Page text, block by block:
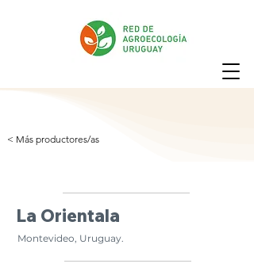
< Más productores/as
La Orientala
Montevideo, Uruguay.